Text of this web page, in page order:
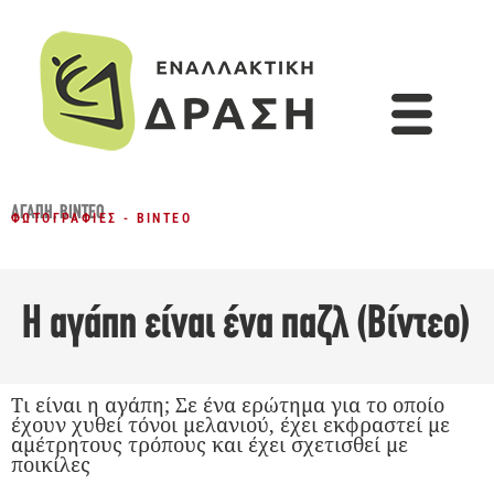
ΑΓΆΠΗ,ΒΊΝΤΕΟ
ΦΩΤΟΓΡΑΦΊΕΣ - ΒΊΝΤΕΟ
Η αγάπη είναι ένα παζλ (Βίντεο)
Τι είναι η αγάπη; Σε ένα ερώτημα για το οποίο
έχουν χυθεί τόνοι μελανιού, έχει εκφραστεί με
αμέτρητους τρόπους και έχει σχετισθεί με
ποικίλες